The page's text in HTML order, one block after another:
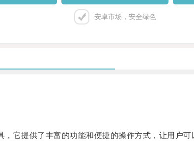
安卓市场，安全绿色
提供了丰富的功能和便捷的操作方式，让用户可